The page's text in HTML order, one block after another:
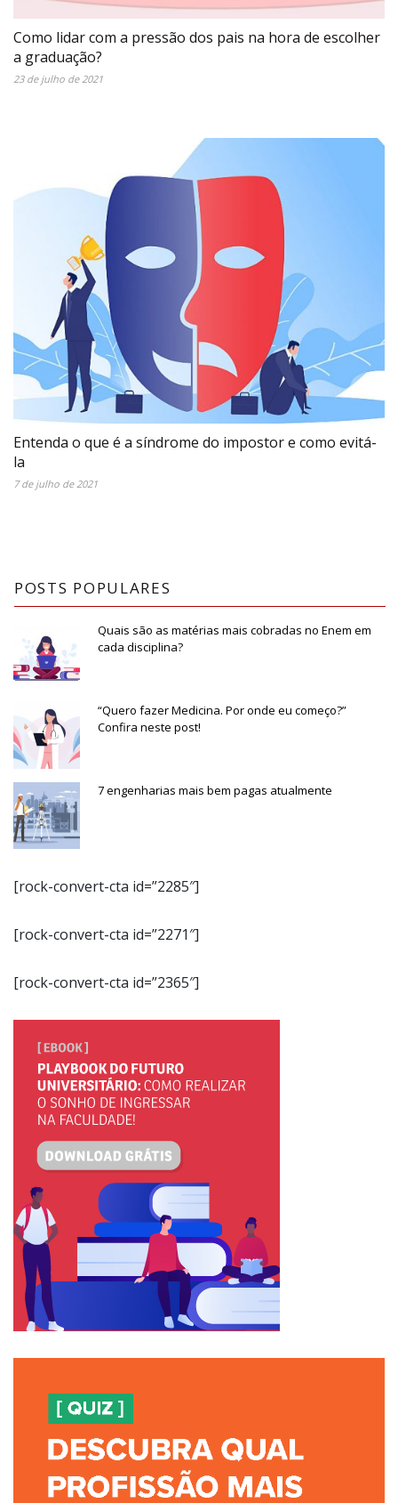
Como lidar com a pressão dos pais na hora de escolher
a graduação?
23 de julho de 2021
Entenda o que é a síndrome do impostor e como evitá-
la
7 de julho de 2021
POSTS POPULARES
Quais são as matérias mais cobradas no Enem em
cada disciplina?
“Quero fazer Medicina. Por onde eu começo?”
Confira neste post!
7 engenharias mais bem pagas atualmente
[rock-convert-cta id=”2285″]
[rock-convert-cta id=”2271″]
[rock-convert-cta id=”2365″]